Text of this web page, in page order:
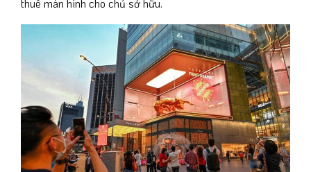
thuê màn hình cho chủ sở hữu.